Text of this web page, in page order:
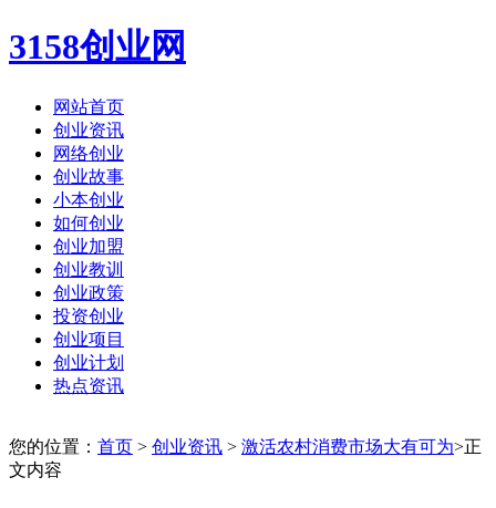
3158创业网
网站首页
创业资讯
网络创业
创业故事
小本创业
如何创业
创业加盟
创业教训
创业政策
投资创业
创业项目
创业计划
热点资讯
您的位置： 首页 > 创业资讯 > 激活农村消费市场大有可为>正
文内容